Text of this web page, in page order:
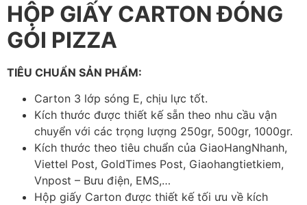
HỘP GIẤY CARTON ĐÓNG
GÓI PIZZA
TIÊU CHUẨN SẢN PHẨM:
Carton 3 lớp sóng E, chịu lực tốt.
Kích thước được thiết kế sẵn theo nhu cầu vận
chuyển với các trọng lượng 250gr, 500gr, 1000gr.
Kích thước theo tiêu chuẩn của GiaoHangNhanh,
Viettel Post, GoldTimes Post, Giaohangtietkiem,
Vnpost – Bưu điện, EMS,…
Hộp giấy Carton được thiết kế tối ưu về kích